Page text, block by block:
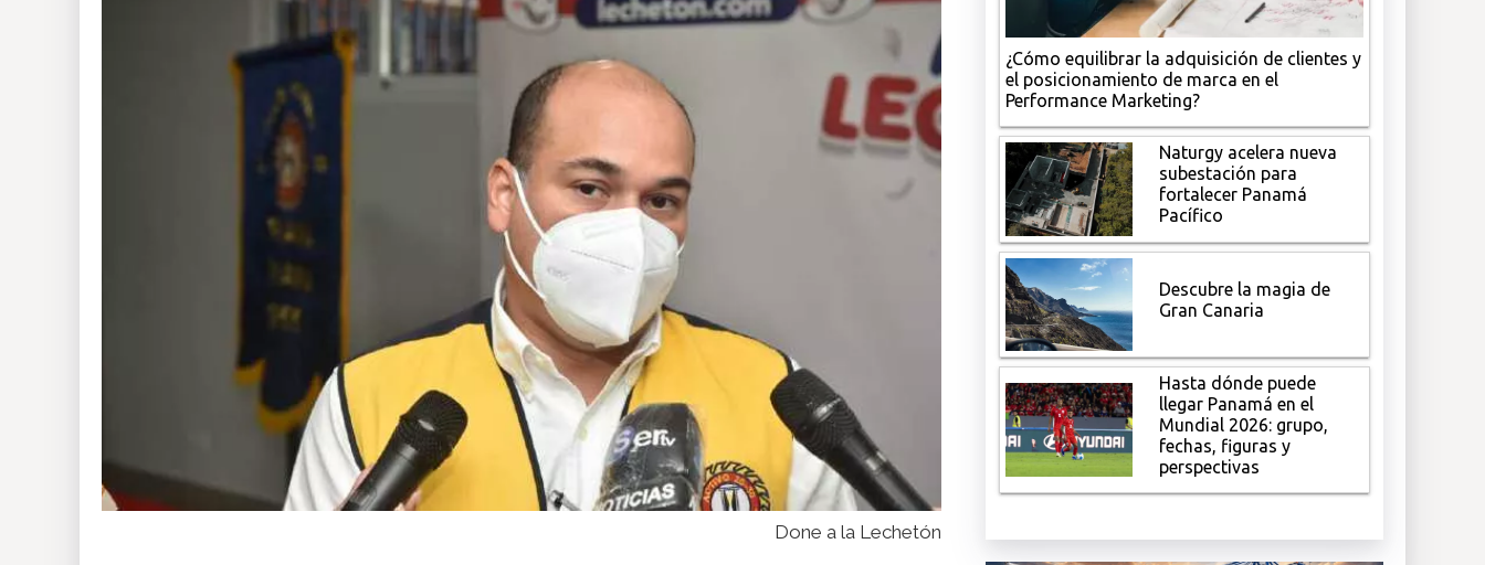
Done a la Lechetón
¿Cómo equilibrar la adquisición de clientes y
el posicionamiento de marca en el
Performance Marketing?
Naturgy acelera nueva
subestación para
fortalecer Panamá
Pacífico
Descubre la magia de
Gran Canaria
Hasta dónde puede
llegar Panamá en el
Mundial 2026: grupo,
fechas, figuras y
perspectivas